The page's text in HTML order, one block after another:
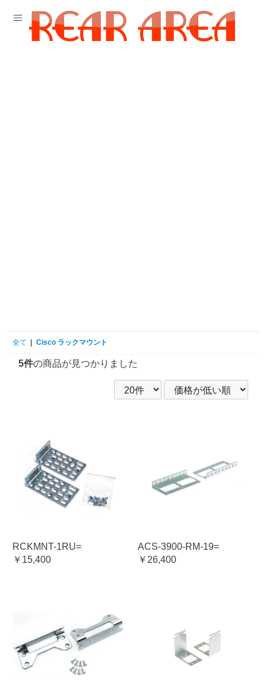
全て Cisco ラックマウント
5件の商品が見つかりました
RCKMNT-1RU=
￥15,400
ACS-3900-RM-19=
￥26,400